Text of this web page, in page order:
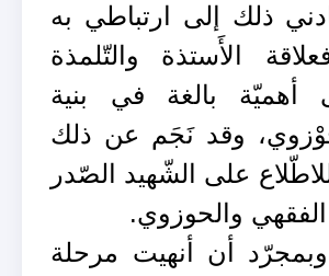
ذلك إلى ارتباطي به
الأَستذة والتّلمذة
أهميّة بالغة في بنية
وقد نَجَم عن ذلك
على الشّهيد الصّدر
والحوزوي.
أن أنهيت مرحلة